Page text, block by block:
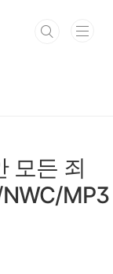
모든 죄
MP3